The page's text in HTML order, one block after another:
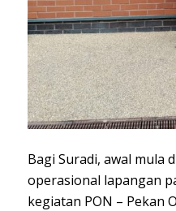
Bagi Suradi, awal mula
operasional lapangan
kegiatan PON – Pekan